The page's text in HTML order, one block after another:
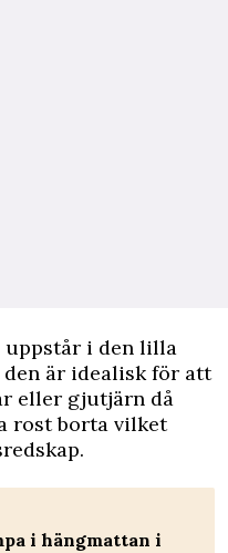
uppstår i den lilla
är idealisk för att
eller gjutjärn då
rost borta vilket
i hängmattan i